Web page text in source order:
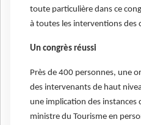
toute particulière dans ce
à toutes les interventions des
Un congrès réussi
Près de 400 personnes, une
des intervenants de haut
une implication des instances
ministre du Tourisme en